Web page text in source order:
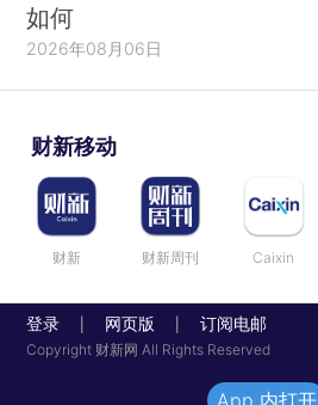
如何
2026年08月06日
财新移动
财新 财新周刊 Caixin
登录 网页版 订阅电邮
Copyright 财新网 All Rights Reserved
App 内打开